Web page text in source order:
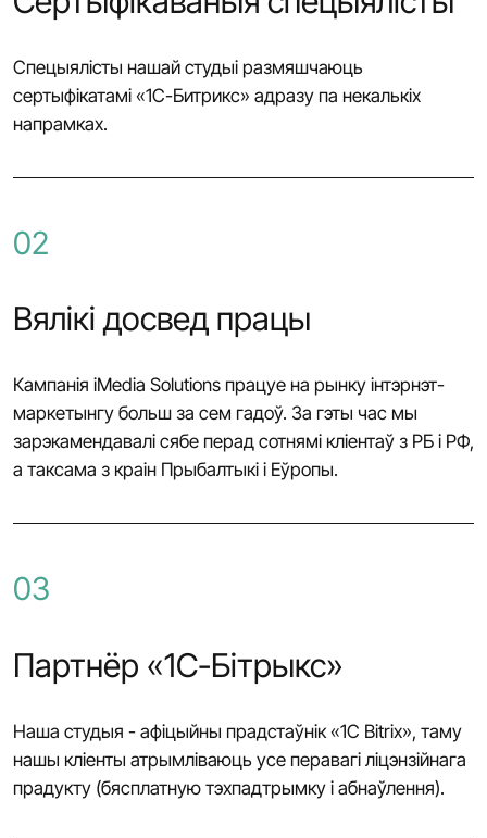
Спецыялісты нашай студыі размяшчаюць
сертыфікатамі «1С-Битрикс» адразу па некалькіх
напрамках.
02
Вялікі досвед працы
Кампанія iMedia Solutions працуе на рынку інтэрнэт-
маркетынгу больш за сем гадоў. За гэты час мы
зарэкамендавалі сябе перад сотнямі кліентаў з РБ і РФ,
а таксама з краін Прыбалтыкі і Еўропы.
03
Партнёр «1С-Бітрыкс»
Наша студыя - афіцыйны прадстаўнік «1С Bitrix», таму
нашы кліенты атрымліваюць усе перавагі ліцэнзійнага
прадукту (бясплатную тэхпадтрымку і абнаўлення).